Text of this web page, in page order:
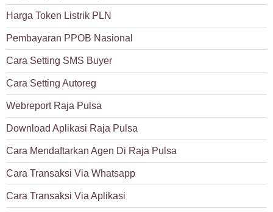
Harga Token Listrik PLN
Pembayaran PPOB Nasional
Cara Setting SMS Buyer
Cara Setting Autoreg
Webreport Raja Pulsa
Download Aplikasi Raja Pulsa
Cara Mendaftarkan Agen Di Raja Pulsa
Cara Transaksi Via Whatsapp
Cara Transaksi Via Aplikasi